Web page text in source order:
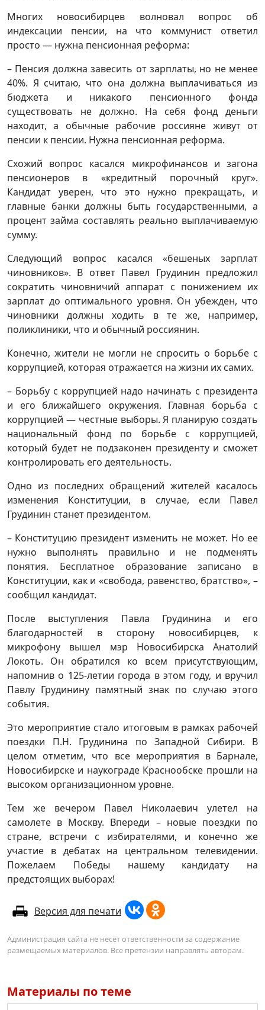
Многих новосибирцев волновал вопрос об
индексации пенсии, на что коммунист ответил
просто — нужна пенсионная реформа:
– Пенсия должна завесить от зарплаты, но не менее
40%. Я считаю, что она должна выплачиваться из
бюджета и никакого пенсионного фонда
существовать не должно. На себя фонд деньги
находит, а обычные рабочие россияне живут от
пенсии к пенсии. Нужна пенсионная реформа.
Схожий вопрос касался микрофинансов и загона
пенсионеров в «кредитный порочный круг».
Кандидат уверен, что это нужно прекращать, и
главные банки должны быть государственными, а
процент займа составлять реально выплачиваемую
сумму.
Следующий вопрос касался «бешеных зарплат
чиновников». В ответ Павел Грудинин предложил
сократить чиновничий аппарат с понижением их
зарплат до оптимального уровня. Он убежден, что
чиновники должны ходить в те же, например,
поликлиники, что и обычный россиянин.
Конечно, жители не могли не спросить о борьбе с
коррупцией, которая отражается на жизни их самих.
– Борьбу с коррупцией надо начинать с президента
и его ближайшего окружения. Главная борьба с
коррупцией — честные выборы. Я планирую создать
национальный фонд по борьбе с коррупцией,
который будет не подзаконен президенту и сможет
контролировать его деятельность.
Одно из последних обращений жителей касалось
изменения Конституции, в случае, если Павел
Грудинин станет президентом.
– Конституцию президент изменить не может. Но ее
нужно выполнять правильно и не подменять
понятия. Бесплатное образование записано в
Конституции, как и «свобода, равенство, братство», –
сообщил кандидат.
После выступления Павла Грудинина и его
благодарностей в сторону новосибирцев, к
микрофону вышел мэр Новосибирска Анатолий
Локоть. Он обратился ко всем присутствующим,
напомнив о 125-летии города в этом году, и вручил
Павлу Грудинину памятный знак по случаю этого
события.
Это мероприятие стало итоговым в рамках рабочей
поездки П.Н. Грудинина по Западной Сибири. В
целом отметим, что все мероприятия в Барнале,
Новосибирске и наукограде Краснообске прошли на
высоком организационном уровне.
Тем же вечером Павел Николаевич улетел на
самолете в Москву. Впереди – новые поездки по
стране, встречи с избирателями, и конечно же
участие в дебатах на центральном телевидении.
Пожелаем Победы нашему кандидату на
предстоящих выборах!
Версия для печати
Администрация сайта не несёт ответственности за содержание
размещаемых материалов. Все претензии направлять авторам.
Материалы по теме